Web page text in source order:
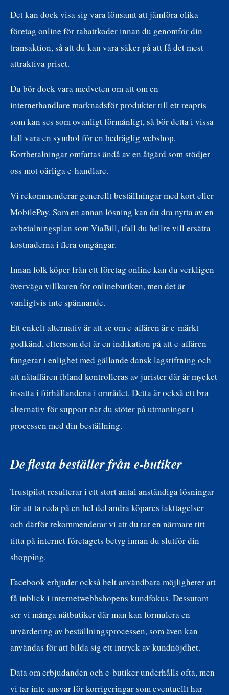
Det kan dock visa sig vara lönsamt att jämföra olika
företag online för rabattkoder innan du genomför din
transaktion, så att du kan vara säker på att få det mest
attraktiva priset.
Du bör dock vara medveten om att om en
internethandlare marknadsför produkter till ett reapris
som kan ses som ovanligt förmånligt, så bör detta i vissa
fall vara en symbol för en bedräglig webshop.
Kortbetalningar omfattas ändå av en åtgärd som stödjer
oss mot oärliga e-handlare.
Vi rekommenderar generellt beställningar med kort eller
MobilePay. Som en annan lösning kan du dra nytta av en
avbetalningsplan som ViaBill, ifall du hellre vill ersätta
kostnaderna i flera omgångar.
Innan folk köper från ett företag online kan du verkligen
överväga villkoren för onlinebutiken, men det är
vanligtvis inte spännande.
Ett enkelt alternativ är att se om e-affären är e-märkt
godkänd, eftersom det är en indikation på att e-affären
fungerar i enlighet med gällande dansk lagstiftning och
att nätaffären ibland kontrolleras av jurister där är mycket
insatta i förhållandena i området. Detta är också ett bra
alternativ för support när du stöter på utmaningar i
processen med din beställning.
De flesta beställer från e-butiker
Trustpilot resulterar i ett stort antal anständiga lösningar
för att ta reda på en hel del andra köpares iakttagelser
och därför rekommenderar vi att du tar en närmare titt
titta på internet företagets betyg innan du slutför din
shopping.
Facebook erbjuder också helt användbara möjligheter att
få inblick i internetwebbshopens kundfokus. Dessutom
ser vi många nätbutiker där man kan formulera en
utvärdering av beställningsprocessen, som även kan
användas för att bilda sig ett intryck av kundnöjdhet.
Data om erbjudanden och e-butiker underhålls ofta, men
vi tar inte ansvar för korrigeringar som eventuellt har